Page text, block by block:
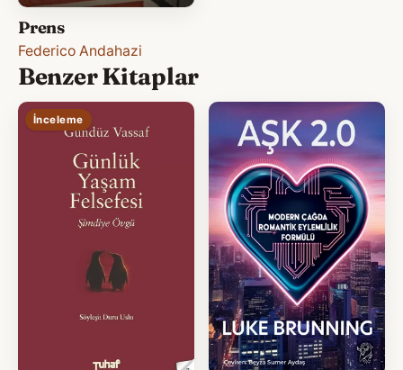
Prens
Federico Andahazi
Benzer Kitaplar
İnceleme